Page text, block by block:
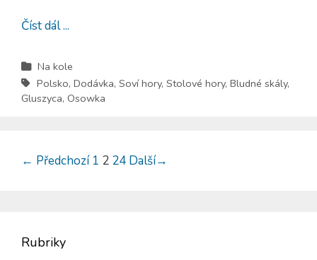
Číst dál ...
Na kole
Polsko, Dodávka, Soví hory, Stolové hory, Bludné skály,
Gluszyca, Osowka
← Předchozí 1 2 24 Další→
Rubriky